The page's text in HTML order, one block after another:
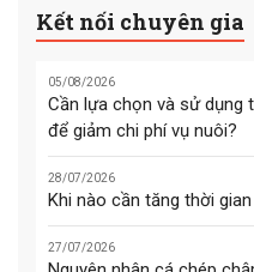
Kết nối chuyên gia
05/08/2026
Cần lựa chọn và sử
để giảm chi phí vụ nuôi?
28/07/2026
Khi nào cần tăng thời
27/07/2026